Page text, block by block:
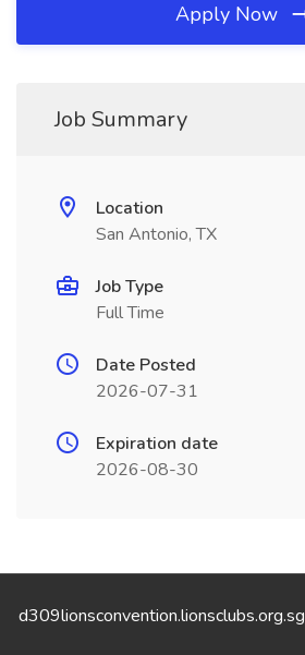
Apply Now
Job Summary
Location
San Antonio, TX
Job Type
Full Time
Date Posted
2026-07-31
Expiration date
2026-08-30
d309lionsconvention.lionsclubs.org.sg